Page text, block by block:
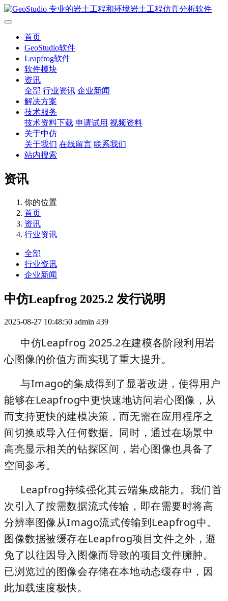
首页
GeoStudio软件
Leapfrog软件
软件模块
资讯
全部 行业资讯 企业新闻
解决方案
技术服务
技术资料下载 申请试用 视频资料
关于中仿
关于我们 在线留言 联系我们
站内搜索
资讯
你的位置
首页
资讯
行业资讯
全部
行业资讯
企业新闻
中仿Leapfrog 2025.2 发行说明
2025-08-27 10:48:50 admin 439
中仿Leapfrog 2025.2在建模各阶段利用岩
心图像的价值方面实现了重大提升。
与Imago的集成得到了显著改进，使得用户
能够在Leapfrog中更快速地访问岩心图像，从
而支持更快的建模决策，而无需在应用程序之
间切换或导入任何数据。同时，通过在场景中
高亮显示相关的钻探区间，岩心图像也具备了
空间参考。
Leapfrog持续强化其云端集成能力。我们首
次引入了按需数据流式传输，即在需要时将高
分辨率图像从Imago流式传输到Leapfrog中。
图像数据被缓存在Leapfrog项目文件之外，避
免了以往因导入图像而导致的项目文件臃肿。
已浏览过的图像会存储在本地动态缓存中，因
此加载速度极快。